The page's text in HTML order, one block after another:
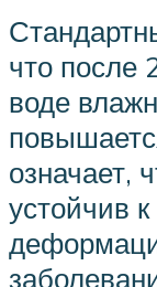
что после
воде
означает,
устойчив